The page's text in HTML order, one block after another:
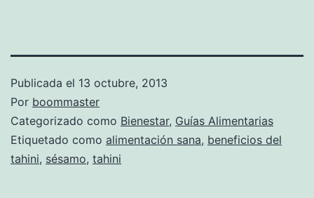
Publicada el 13 octubre, 2013
Por boommaster
Categorizado como Bienestar, Guías Alimentarias
Etiquetado como alimentación sana, beneficios del
tahini, sésamo, tahini